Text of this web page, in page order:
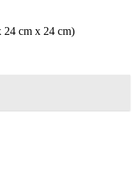
24 cm x 24 cm)